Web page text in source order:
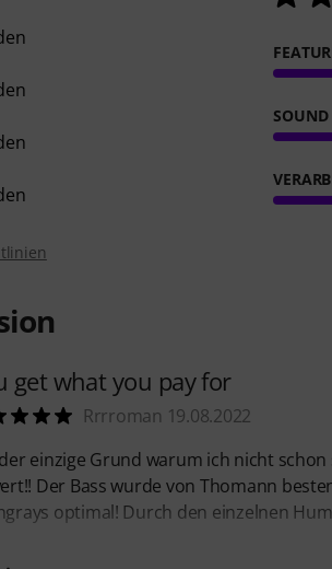
SOUND
get what you pay for
Rrrroman 19.08.2022
einzige Grund warum ich nicht
Der Bass wurde von Thomann
optimal! Durch den einzelnen